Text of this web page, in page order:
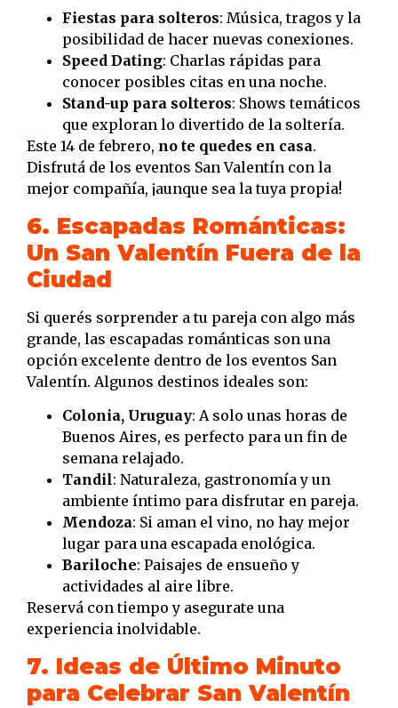
Fiestas para solteros: Música, tragos y la
posibilidad de hacer nuevas conexiones.
Speed Dating: Charlas rápidas para
conocer posibles citas en una noche.
Stand-up para solteros: Shows temáticos
que exploran lo divertido de la soltería.
Este 14 de febrero, no te quedes en casa.
Disfrutá de los eventos San Valentín con la
mejor compañía, ¡aunque sea la tuya propia!
6. Escapadas Románticas:
Un San Valentín Fuera de la
Ciudad
Si querés sorprender a tu pareja con algo más
grande, las escapadas románticas son una
opción excelente dentro de los eventos San
Valentín. Algunos destinos ideales son:
Colonia, Uruguay: A solo unas horas de
Buenos Aires, es perfecto para un fin de
semana relajado.
Tandil: Naturaleza, gastronomía y un
ambiente íntimo para disfrutar en pareja.
Mendoza: Si aman el vino, no hay mejor
lugar para una escapada enológica.
Bariloche: Paisajes de ensueño y
actividades al aire libre.
Reservá con tiempo y asegurate una
experiencia inolvidable.
7. Ideas de Último Minuto
para Celebrar San Valentín